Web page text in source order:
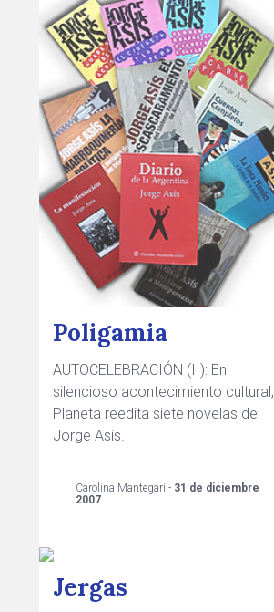
Poligamia
AUTOCELEBRACIÓN (II): En
silencioso acontecimiento cultural,
Planeta reedita siete novelas de
Jorge Asís.
Carolina Mantegari - 31 de diciembre
2007
Jergas